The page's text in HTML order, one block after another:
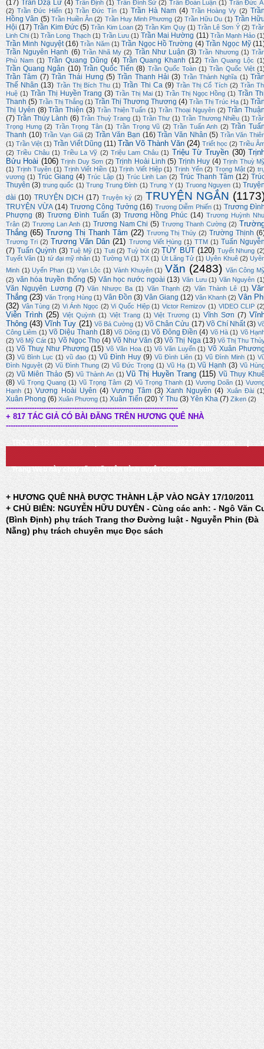
(17) Trần Dzạ Lữ (4) Trần Định (1) Trần Đình Sử (2) Trần Đoàn Luận (1) Trần Đức
(2) Trần Đức Hiển (1) Trần Đức Tín (1) Trần Hà Nam (4) Trần Hoàng Vy (2)
Hồng Vân (5) Trần Huiền Ân (2) Trần Huy Minh Phương (2) Trần Hữu Du (1) Trần
Hội (17) Trần Kim Đức (5) Trần Kim Loan (2) Trần Kim Quy (1) Trần Lê Sơn Ý (2)
Linh Chi (1) Trần Long Thạch (1) Trần Lưu (1) Trần Mai Hường (11) Trần Mạnh Hảo
Trần Minh Nguyệt (16) Trần Năm (1) Trần Ngọc Hồ Trường (4) Trần Ngọc Mỹ
Trần Nguyên Hạnh (6) Trần Nhã My (2) Trần Như Luận (3) Trần Nhương (1)
Phù Nam (1) Trần Quang Dũng (4) Trần Quang Khanh (12) Trần Quang Lộc
Trần Quang Ngân (10) Trần Quốc Tiến (8) Trần Quốc Toàn (1) Trần Quốc Việt
Trần Tâm (7) Trần Thái Hưng (5) Trần Thanh Hải (3) Trần Thành Nghĩa (1)
Thế Nhân (13) Trần Thị Bích Thu (1) Trần Thi Ca (9) Trần Thị Cổ Tích (2) Trần
Huệ (1) Trần Thị Huyền Trang (3) Trần Thị Mai (1) Trần Thị Ngọc Hồng (1) Trần
Thanh (5) Trần Thị Thắng (1) Trần Thị Thương Thương (4) Trần Thị Trúc Hạ (1)
Thị Uyên (8) Trần Thiện (3) Trần Thiện Tuấn (1) Trần Thoại Nguyên (2) Trần
(7) Trần Thúy Lành (6) Trần Thuỳ Trang (1) Trần Thư (1) Trần Thương Nhiều (1)
Trọng Hưng (2) Trần Trọng Tân (1) Trần Trọng Vũ (2) Trần Tuấn Anh (2) Trần
Thanh (10) Trần Vạn Giã (2) Trần Văn Bạn (16) Trần Văn Nhân (5) Trần Văn
(1) Trần Việt (1) Trần Viết Dũng (11) Trần Võ Thành Văn (24) Triết học (2) Triều
(2) Triều Châu (1) Triều La Vỹ (2) Triệu Lam Châu (1) Triệu Từ Truyền (30)
Bửu Hoài (106) Trịnh Duy Sơn (2) Trịnh Hoài Linh (5) Trịnh Huy (4) Trịnh Thuỳ
(1) Trịnh Tuyên (1) Trịnh Viết Hiền (1) Trịnh Viết Hiệp (1) Trịnh Yến (2) Trọng Mật (2)
vương (1) Trúc Giang (4) Trúc Lập (1) Trúc Linh Lan (2) Trúc Thanh Tâm (12)
Thuyên (3) trung quốc (1) Trung Trung Đỉnh (1) Trung Y (1) Truong Nguyen (1)
dài (10) TRUYỆN DỊCH (17) Truyện ký (2) TRUYỆN NGẮN
TRUYỆN VỪA (14) Trương Công Tưởng (16) Trương Diễm Phiến (1) Trương
Phượng (8) Trương Đình Tuấn (3) Trương Hồng Phúc (14) Trương Huỳnh
Trân (2) Trương Lan Anh (1) Trương Nam Chi (5) Trương Thanh Cường (2)
Thắng (65) Trương Thị Thanh Tâm (22) Trương Thị Thúy (2) Trường Thịnh
Trương Tri (2) Trương Văn Dân (21) Trương Viết Hùng (1) TTM (1) Tuấn
(7) Tuấn Quỳnh (3) Tuệ Mỹ (1) Tuti (2) Tuỳ bút (2) TÙY BÚT (120) Tuyết Nhung
Tuyết Vân (1) tứ đại mỹ nhân (1) Tường Vi (1) TX (1) Út Lãng Tử (1) Uyên Khuê (2)
Minh (1) Uyển Phan (1) Vạn Lộc (1) Vành Khuyên (1) Văn (2483) Văn Công
(2) văn hóa truyền thống (5) Văn học nước ngoài (13) Văn Lưu (1) Văn Nguyên
Văn Nguyên Lương (7) Văn Nhược Ba (1) Văn Thạnh (2) Văn Thành Lê (1)
Thắng (23) Văn Trọng Hùng (1) Vân Đồn (3) Vân Giang (12) Vân Khanh (2) Vân
(32) Vân Tùng (2) Vi Ánh Ngọc (2) Vi Quốc Hiệp (1) Victor Remizov (1) VIDEO CLIP
Viễn Trình (25) Việt Quỳnh (1) Việt Trang (1) Việt Trương (1) Vĩnh Sơn (7)
Thông (43) Vĩnh Tuy (21) Võ Bá Cường (1) Võ Chân Cửu (17) Võ Chí Nhất (3)
Công Liêm (1) Võ Diệu Thanh (18) Võ Dõng (1) Võ Đông Điền (4) Võ Hà (1) Võ
(2) Võ Mỹ Cát (1) Võ Ngọc Thọ (4) Võ Như Văn (3) Võ Thị Nga (13) Võ Thị Thu
(1) Võ Thuỵ Như Phương (15) Võ Văn Hoa (1) Võ Văn Luyến (1) Võ Xuân
(3) Vũ Bình Lục (1) vũ đạo (1) Vũ Đình Huy (9) Vũ Đình Liên (1) Vũ Đình Minh (1)
Đình Nguyệt (2) Vũ Đình Thung (2) Vũ Đức Trọng (1) Vũ Hạ (1) Vũ Hạnh (3) Vũ
(2) Vũ Miên Thảo (5) Vũ Thành An (1) Vũ Thị Huyền Trang (115) Vũ Thụy
(8) Vũ Trọng Quang (1) Vũ Trọng Tâm (2) Vũ Trọng Thanh (1) Vương Doãn (1)
Hạnh (1) Vương Hoài Uyên (4) Vương Tâm (3) Xanh Nguyên (4) Xuân Đài
Xuân Phong (6) Xuân Phương (1) Xuân Tiến (20) Ý Thu (3) Yên Kha (7) Ziken (2)
-------------------------------------------------------------------------
+ 817 TÁC GIẢ CÓ BÀI ĐĂNG TRÊN HƯƠNG QUÊ NHÀ
-------------------------------------------------------------------------
TRỞ VỀ TRANG CHỦ Email: huongquenha2023@gmail.com
Trang Web này chạy tốt nhất trên trình duyệt Google Chrome
+ HƯƠNG QUÊ NHÀ ĐƯỢC THÀNH LẬP VÀO NGÀY 17/10/2011
+ CHỦ BIÊN: NGUYỄN HỮU DUYÊN - Cùng các anh: - Ngô Văn
(Bình Định) phụ trách Trang thơ Đường luật - Nguyễn Phin (Đà
Nẵng) phụ trách chuyên mục Đọc sách